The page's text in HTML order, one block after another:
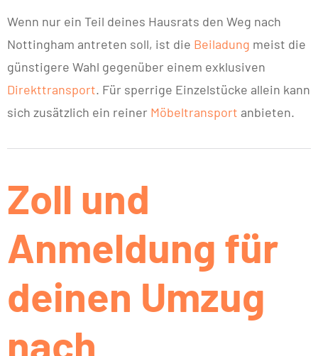
Wenn nur ein Teil deines Hausrats den Weg nach
Nottingham antreten soll, ist die Beiladung meist die
günstigere Wahl gegenüber einem exklusiven
Direkttransport. Für sperrige Einzelstücke allein kann
sich zusätzlich ein reiner Möbeltransport anbieten.
Zoll und
Anmeldung für
deinen Umzug
nach